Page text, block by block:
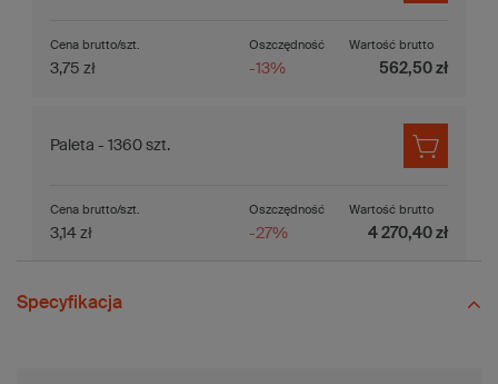
Oszczędność
-13%
Cena brutto/szt.
3,75 zł
Wartość brutto
562,50 zł
Paleta - 1360 szt.
Oszczędność
-27%
Cena brutto/szt.
3,14 zł
Wartość brutto
4 270,40 zł
Specyfikacja